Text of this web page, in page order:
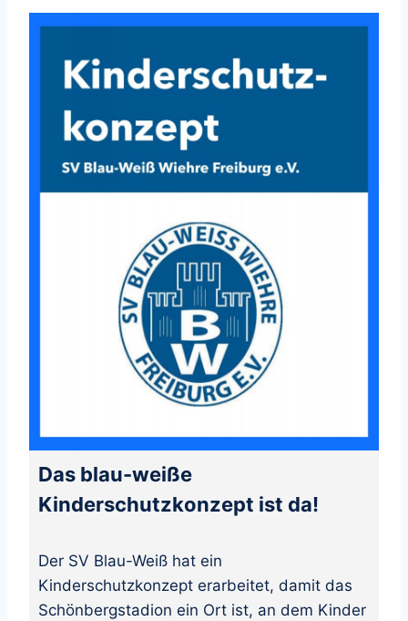
Das blau-weiße
Kinderschutzkonzept ist da!
Der SV Blau-Weiß hat ein
Kinderschutzkonzept erarbeitet, damit das
Schönbergstadion ein Ort ist, an dem Kinder